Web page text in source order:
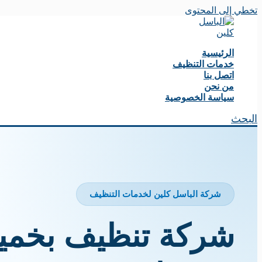
تخطي إلى المحتوى
الرئيسية
خدمات التنظيف
اتصل بنا
من نحن
سياسة الخصوصية
البحث
شركة الباسل كلين لخدمات التنظيف
شركة تنظيف